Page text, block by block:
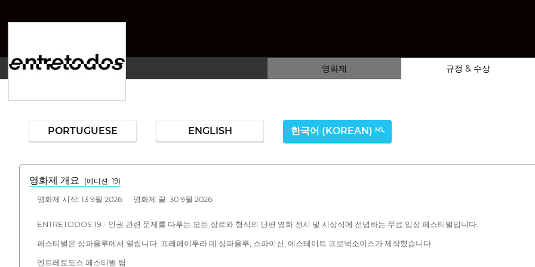
영화제 규정 & 수상
PORTUGUESE ENGLISH 한국어 (KOREAN) ML
영화제 개요 (에디션: 19)
영화제 시작: 13 9월 2026 영화제 끝: 30 9월 2026
ENTRETODOS 19 - 인권 관련 문제를 다루는 모든 장르와 형식의 단편 영화 전시 및 시상식에 전념하는 무료 입장 페스티벌입니다.
페스티벌은 상파울루에서 열립니다. 프레페이투라 데 상파울루, 스파이신, 에스테이트 프로덕소이스가 제작했습니다.
엔트레토도스 페스티벌 팀.